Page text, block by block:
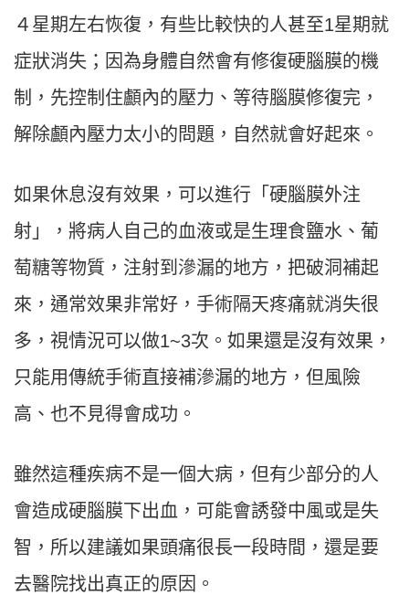
４星期左右恢復，有些比較快的人甚至1星期就
症狀消失；因為身體自然會有修復硬腦膜的機
制，先控制住顱內的壓力、等待腦膜修復完，
解除顱內壓力太小的問題，自然就會好起來。
如果休息沒有效果，可以進行「硬腦膜外注
射」，將病人自己的血液或是生理食鹽水、葡
萄糖等物質，注射到滲漏的地方，把破洞補起
來，通常效果非常好，手術隔天疼痛就消失很
多，視情況可以做1~3次。如果還是沒有效果，
只能用傳統手術直接補滲漏的地方，但風險
高、也不見得會成功。
雖然這種疾病不是一個大病，但有少部分的人
會造成硬腦膜下出血，可能會誘發中風或是失
智，所以建議如果頭痛很長一段時間，還是要
去醫院找出真正的原因。